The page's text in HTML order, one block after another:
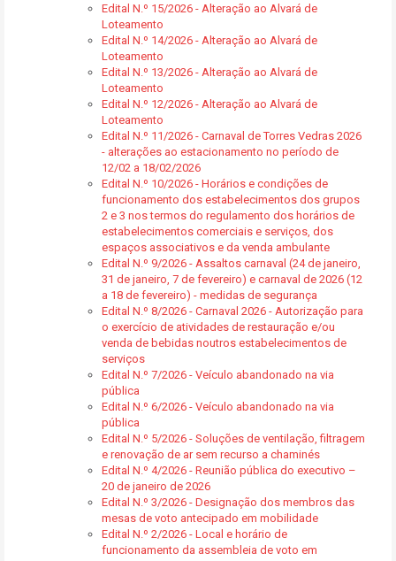
Edital N.º 15/2026 - Alteração ao Alvará de
Loteamento
Edital N.º 14/2026 - Alteração ao Alvará de
Loteamento
Edital N.º 13/2026 - Alteração ao Alvará de
Loteamento
Edital N.º 12/2026 - Alteração ao Alvará de
Loteamento
Edital N.º 11/2026 - Carnaval de Torres Vedras 2026
- alterações ao estacionamento no período de
12/02 a 18/02/2026
Edital N.º 10/2026 - Horários e condições de
funcionamento dos estabelecimentos dos grupos
2 e 3 nos termos do regulamento dos horários de
estabelecimentos comerciais e serviços, dos
espaços associativos e da venda ambulante
Edital N.º 9/2026 - Assaltos carnaval (24 de janeiro,
31 de janeiro, 7 de fevereiro) e carnaval de 2026 (12
a 18 de fevereiro) - medidas de segurança
Edital N.º 8/2026 - Carnaval 2026 - Autorização para
o exercício de atividades de restauração e/ou
venda de bebidas noutros estabelecimentos de
serviços
Edital N.º 7/2026 - Veículo abandonado na via
pública
Edital N.º 6/2026 - Veículo abandonado na via
pública
Edital N.º 5/2026 - Soluções de ventilação, filtragem
e renovação de ar sem recurso a chaminés
Edital N.º 4/2026 - Reunião pública do executivo –
20 de janeiro de 2026
Edital N.º 3/2026 - Designação dos membros das
mesas de voto antecipado em mobilidade
Edital N.º 2/2026 - Local e horário de
funcionamento da assembleia de voto em